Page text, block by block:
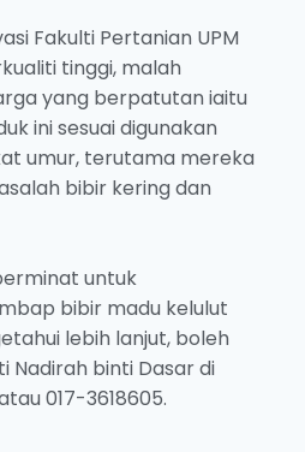
Fakulti Pertanian UPM
tinggi, malah
yang berpatutan iaitu
ini sesuai digunakan
umur, terutama mereka
bibir kering dan
untuk
bibir madu kelulut
lebih lanjut, boleh
Nadirah binti Dasar di
017-3618605.